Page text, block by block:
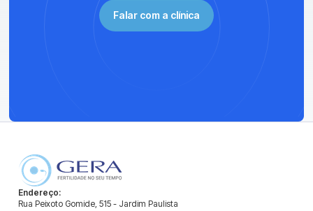
Falar com a clínica
Endereço:
Rua Peixoto Gomide, 515 - Jardim Paulista